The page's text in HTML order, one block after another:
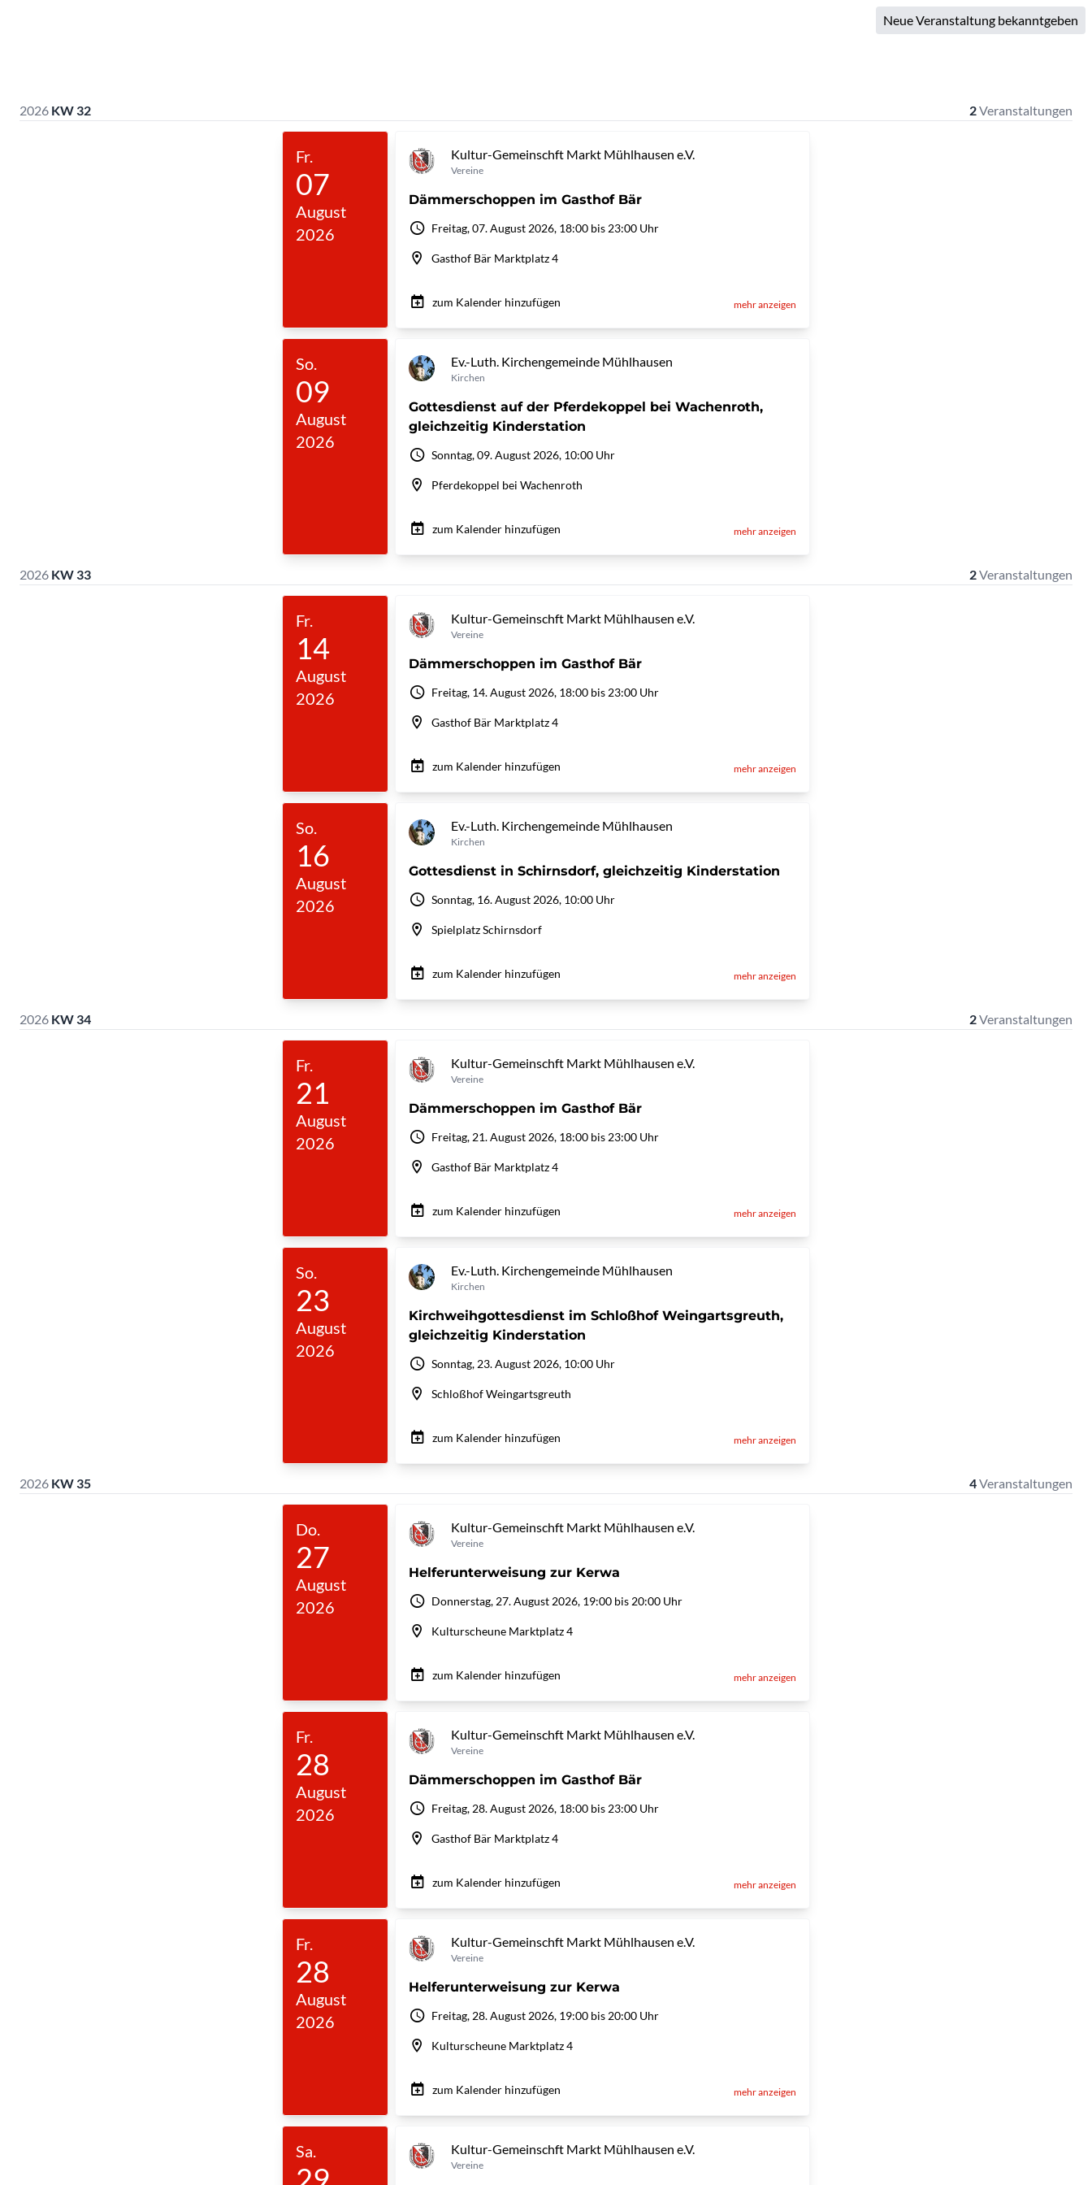
Neue Veranstaltung bekanntgeben
2026 KW 32 2Veranstaltungen
Fr.
07
August
2026
Kultur-Gemeinschft Markt Mühlhausen e.V.
Vereine
Dämmerschoppen im Gasthof Bär
Freitag, 07. August 2026, 18:00 bis 23:00 Uhr
Gasthof Bär Marktplatz 4
zum Kalender hinzufügen mehr anzeigen
So.
09
August
2026
Ev.-Luth. Kirchengemeinde Mühlhausen
Kirchen
Gottesdienst auf der Pferdekoppel bei Wachenroth,
gleichzeitig Kinderstation
Sonntag, 09. August 2026, 10:00 Uhr
Pferdekoppel bei Wachenroth
zum Kalender hinzufügen mehr anzeigen
2026 KW 33 2Veranstaltungen
Fr.
14
August
2026
Kultur-Gemeinschft Markt Mühlhausen e.V.
Vereine
Dämmerschoppen im Gasthof Bär
Freitag, 14. August 2026, 18:00 bis 23:00 Uhr
Gasthof Bär Marktplatz 4
zum Kalender hinzufügen mehr anzeigen
So.
16
August
2026
Ev.-Luth. Kirchengemeinde Mühlhausen
Kirchen
Gottesdienst in Schirnsdorf, gleichzeitig Kinderstation
Sonntag, 16. August 2026, 10:00 Uhr
Spielplatz Schirnsdorf
zum Kalender hinzufügen mehr anzeigen
2026 KW 34 2Veranstaltungen
Fr.
21
August
2026
Kultur-Gemeinschft Markt Mühlhausen e.V.
Vereine
Dämmerschoppen im Gasthof Bär
Freitag, 21. August 2026, 18:00 bis 23:00 Uhr
Gasthof Bär Marktplatz 4
zum Kalender hinzufügen mehr anzeigen
So.
23
August
2026
Ev.-Luth. Kirchengemeinde Mühlhausen
Kirchen
Kirchweihgottesdienst im Schloßhof Weingartsgreuth,
gleichzeitig Kinderstation
Sonntag, 23. August 2026, 10:00 Uhr
Schloßhof Weingartsgreuth
zum Kalender hinzufügen mehr anzeigen
2026 KW 35 4Veranstaltungen
Do.
27
August
2026
Kultur-Gemeinschft Markt Mühlhausen e.V.
Vereine
Helferunterweisung zur Kerwa
Donnerstag, 27. August 2026, 19:00 bis 20:00 Uhr
Kulturscheune Marktplatz 4
zum Kalender hinzufügen mehr anzeigen
Fr.
28
August
2026
Kultur-Gemeinschft Markt Mühlhausen e.V.
Vereine
Dämmerschoppen im Gasthof Bär
Freitag, 28. August 2026, 18:00 bis 23:00 Uhr
Gasthof Bär Marktplatz 4
zum Kalender hinzufügen mehr anzeigen
Fr.
28
August
2026
Kultur-Gemeinschft Markt Mühlhausen e.V.
Vereine
Helferunterweisung zur Kerwa
Freitag, 28. August 2026, 19:00 bis 20:00 Uhr
Kulturscheune Marktplatz 4
zum Kalender hinzufügen mehr anzeigen
Sa. Kultur-Gemeinschft Markt Mühlhausen e.V.
Vereine